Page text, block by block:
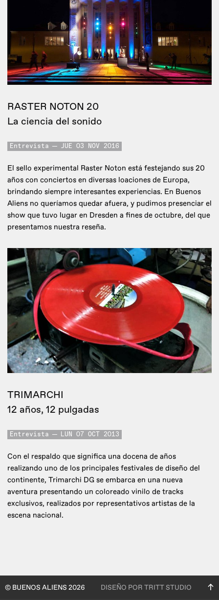
RASTER NOTON 20
La ciencia del sonido
Entrevista JUE 03 NOV 2016
El sello experimental Raster Noton está festejando sus 20
años con conciertos en diversas loaciones de Europa,
brindando siempre interesantes experiencias. En Buenos
Aliens no queríamos quedar afuera, y pudimos presenciar el
show que tuvo lugar en Dresden a fines de octubre, del que
presentamos nuestra reseña.
TRIMARCHI
12 años, 12 pulgadas
Entrevista LUN 07 OCT 2013
Con el respaldo que significa una docena de años
realizando uno de los principales festivales de diseño del
continente, Trimarchi DG se embarca en una nueva
aventura presentando un coloreado vinilo de tracks
exclusivos, realizados por representativos artistas de la
escena nacional.
© BUENOS ALIENS 2026 DISEÑO POR TRITT STUDIO